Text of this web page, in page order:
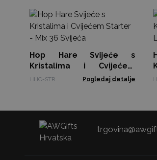
Hop Hare Svijeće s
Kristalima i Cvijećem
Starter - Mix 36 Svijeća
HHC-STR Pogledaj detalje